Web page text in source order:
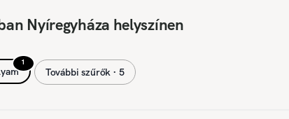
Nyíregyháza helyszínen
1
További szűrők ∙ 5